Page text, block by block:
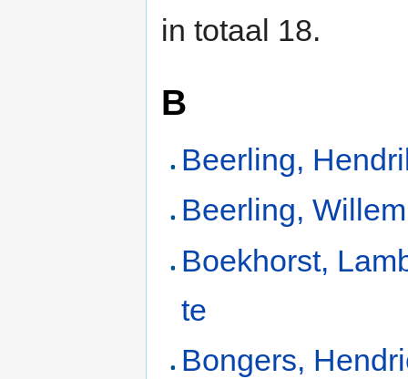
in totaal 18.
B
Beerling,
Beerling, Willem
Boekhorst,
te
Bongers,